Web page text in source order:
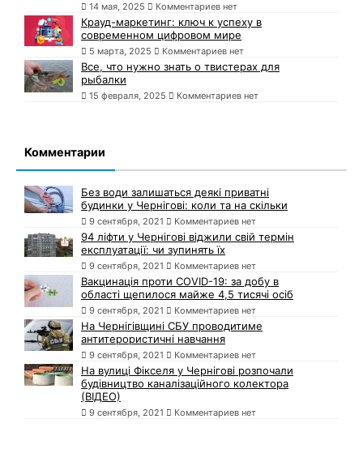
14 мая, 2025 Комментариев нет
Крауд-маркетинг: ключ к успеху в
современном цифровом мире
5 марта, 2025 Комментариев нет
Все, что нужно знать о твистерах для
рыбалки
15 февраля, 2025 Комментариев нет
Комментарии
Без води залишаться деякі приватні
будинки у Чернігові: коли та на скільки
9 сентября, 2021 Комментариев нет
94 ліфти у Чернігові віджили свій термін
експлуатації: чи зупинять їх
9 сентября, 2021 Комментариев нет
Вакцинація проти COVID-19: за добу в
області щепилося майже 4,5 тисячі осіб
9 сентября, 2021 Комментариев нет
На Чернігівщині СБУ проводитиме
антитерористичні навчання
9 сентября, 2021 Комментариев нет
На вулиці Фікселя у Чернігові розпочали
будівництво каналізаційного колектора
(ВІДЕО)
9 сентября, 2021 Комментариев нет